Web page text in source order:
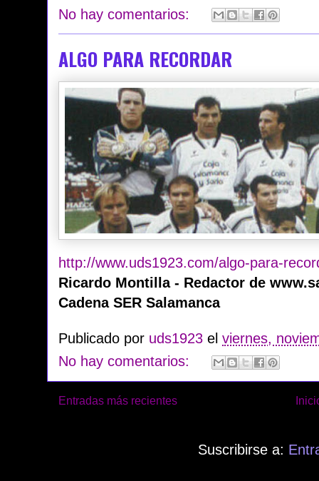
No hay comentarios:
ALGO PARA RECORDAR
http://www.uds1923.com/algo-para-
Ricardo Montilla - Redactor de
Cadena SER Salamanca
Publicado por uds1923 el viernes,
No hay comentarios:
Entradas más recientes
Suscribirse a: